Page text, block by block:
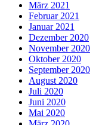
März 2021
Februar 2021
Januar 2021
Dezember 2020
November 2020
Oktober 2020
September 2020
August 2020
Juli 2020
Juni 2020
Mai 2020